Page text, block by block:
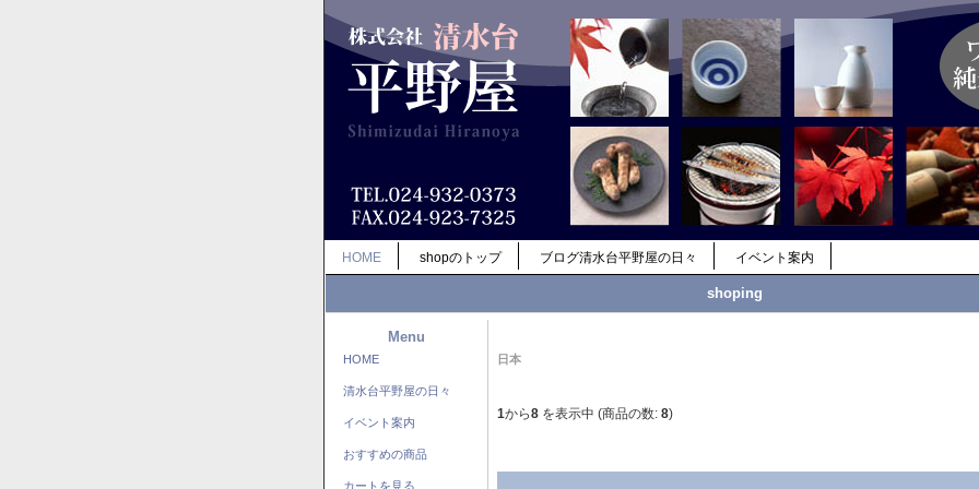
HOME shopのトップ ブログ清水台平野屋の日々 イベント案内
shoping
Menu
HOME
清水台平野屋の日々
イベント案内
おすすめの商品
カートを見る
日本
1から8 を表示中 (商品の数: 8)